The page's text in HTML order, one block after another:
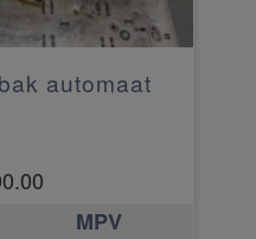
automaat
MPV